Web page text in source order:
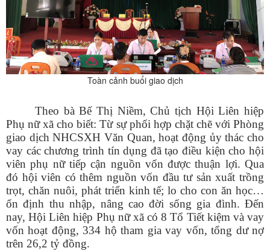
Toàn cảnh buổi giao dịch
Theo bà Bế Thị Niềm, Chủ tịch Hội Liên hiệp
Phụ nữ xã cho biết: Từ sự phối hợp chặt chẽ với Phòng
giao dịch NHCSXH Văn Quan, hoạt động ủy thác cho
vay các chương trình tín dụng đã tạo điều kiện cho hội
viên phụ nữ tiếp cận nguồn vốn được thuận lợi. Qua
đó hội viên có thêm nguồn vốn đầu tư sản xuất trồng
trọt, chăn nuôi, phát triển kinh tế; lo cho con ăn học…
ổn định thu nhập, nâng cao đời sống gia đình. Đến
nay, Hội Liên hiệp Phụ nữ xã có 8 Tổ Tiết kiệm và vay
vốn hoạt động, 334 hộ tham gia vay vốn, tổng dư nợ
trên 26,2 tỷ đồng.